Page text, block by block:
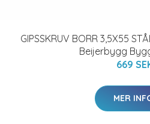
GIPSSKRUV BORR 3,5X55
Beijerbygg
669
MER